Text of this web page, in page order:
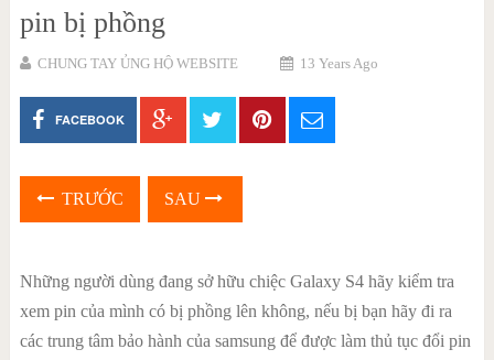
pin bị phồng
CHUNG TAY ỦNG HỘ WEBSITE 13 Years Ago
FACEBOOK
TRƯỚC SAU
Những người dùng đang sở hữu chiệc Galaxy S4 hãy kiểm tra
xem pin của mình có bị phồng lên không, nếu bị bạn hãy đi ra
các trung tâm bảo hành của samsung để được làm thủ tục đổi pin